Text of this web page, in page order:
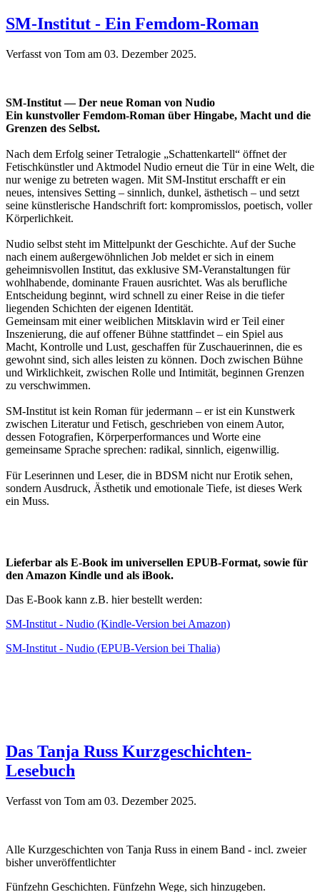
SM-Institut - Ein Femdom-Roman
Verfasst von Tom am 03. Dezember 2025.
SM-Institut — Der neue Roman von Nudio
Ein kunstvoller Femdom-Roman über Hingabe, Macht und die
Grenzen des Selbst.
Nach dem Erfolg seiner Tetralogie „Schattenkartell“ öffnet der
Fetischkünstler und Aktmodel Nudio erneut die Tür in eine Welt, die
nur wenige zu betreten wagen. Mit SM-Institut erschafft er ein
neues, intensives Setting – sinnlich, dunkel, ästhetisch – und setzt
seine künstlerische Handschrift fort: kompromisslos, poetisch, voller
Körperlichkeit.
Nudio selbst steht im Mittelpunkt der Geschichte. Auf der Suche
nach einem außergewöhnlichen Job meldet er sich in einem
geheimnisvollen Institut, das exklusive SM-Veranstaltungen für
wohlhabende, dominante Frauen ausrichtet. Was als berufliche
Entscheidung beginnt, wird schnell zu einer Reise in die tiefer
liegenden Schichten der eigenen Identität.
Gemeinsam mit einer weiblichen Mitsklavin wird er Teil einer
Inszenierung, die auf offener Bühne stattfindet – ein Spiel aus
Macht, Kontrolle und Lust, geschaffen für Zuschauerinnen, die es
gewohnt sind, sich alles leisten zu können. Doch zwischen Bühne
und Wirklichkeit, zwischen Rolle und Intimität, beginnen Grenzen
zu verschwimmen.
SM-Institut ist kein Roman für jedermann – er ist ein Kunstwerk
zwischen Literatur und Fetisch, geschrieben von einem Autor,
dessen Fotografien, Körperperformances und Worte eine
gemeinsame Sprache sprechen: radikal, sinnlich, eigenwillig.
Für Leserinnen und Leser, die in BDSM nicht nur Erotik sehen,
sondern Ausdruck, Ästhetik und emotionale Tiefe, ist dieses Werk
ein Muss.
Lieferbar als E-Book im universellen EPUB-Format, sowie für
den Amazon Kindle und als iBook.
Das E-Book kann z.B. hier bestellt werden:
SM-Institut - Nudio (Kindle-Version bei Amazon)
SM-Institut - Nudio (EPUB-Version bei Thalia)
Das Tanja Russ Kurzgeschichten-
Lesebuch
Verfasst von Tom am 03. Dezember 2025.
Alle Kurzgeschichten von Tanja Russ in einem Band - incl. zweier
bisher unveröffentlichter
Fünfzehn Geschichten. Fünfzehn Wege, sich hinzugeben.